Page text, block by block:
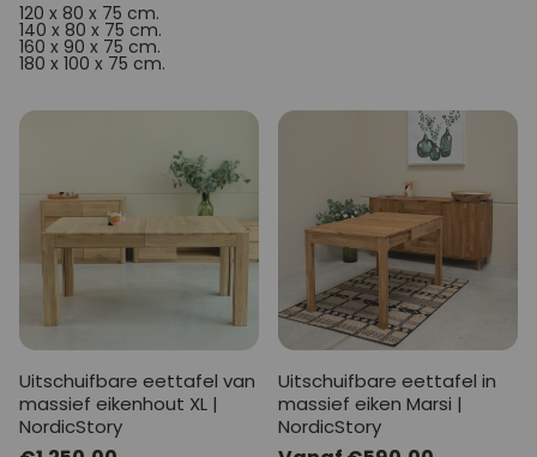
120 x 80 x 75 cm.
140 x 80 x 75 cm.
160 x 90 x 75 cm.
180 x 100 x 75 cm.
Uitschuifbare eettafel van
massief eikenhout XL |
NordicStory
Uitschuifbare eettafel in
massief eiken Marsi |
NordicStory